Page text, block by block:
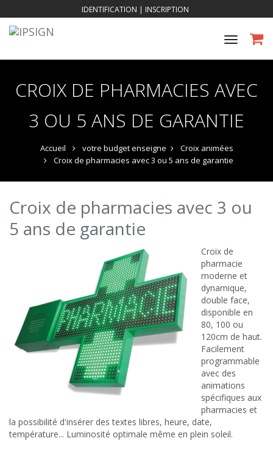
IDENTIFICATION | INSCRIPTION
Toggle
CROIX DE PHARMACIES AVEC
3 OU 5 ANS DE GARANTIE
Accueil votre budget enseigne
Croix animées
Croix de pharmacies avec 3 ou 5 ans de garantie
Croix de pharmacies avec 3 ou
5 ans de garantie
Croix de
pharmacie
moderne et
dynamique,
double face,
disponible en
80, 100 ou
120cm de haut.
Facilement
programmable
avec des
animations
spécifiques aux
pharmacies et
la possibilité d'insérer des textes libres, heure, date,
température... Luminosité optimale même en plein soleil.